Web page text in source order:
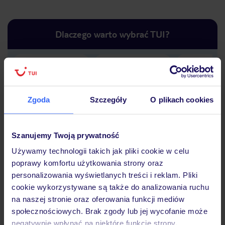
Zgoda Szczegóły O plikach cookies
Szanujemy Twoją prywatność
Używamy technologii takich jak pliki cookie w celu
poprawy komfortu użytkowania strony oraz
personalizowania wyświetlanych treści i reklam. Pliki
cookie wykorzystywane są także do analizowania ruchu
na naszej stronie oraz oferowania funkcji mediów
społecznościowych. Brak zgody lub jej wycofanie może
negatywnie wpłynąć na niektóre funkcje strony.
Dlaczego warto wybrać TUI?
Lider niskich cen
Największe biuro
podróży w Polsce
30 lat w
Hotel
Opinie